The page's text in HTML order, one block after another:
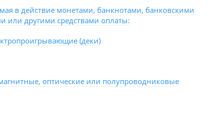
в действие монетами, банкнотами, банковскими
или другими средствами оплаты:
(деки)
оптические или полупроводниковые